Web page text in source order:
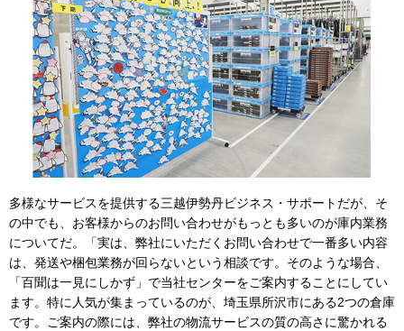
多様なサービスを提供する三越伊勢丹ビジネス・サポートだが、そ
の中でも、お客様からのお問い合わせがもっとも多いのが庫内業務
についてだ。「実は、弊社にいただくお問い合わせで一番多い内容
は、発送や梱包業務が回らないという相談です。そのような場合、
「百聞は一見にしかず」で当社センターをご案内することにしてい
ます。特に人気が集まっているのが、埼玉県所沢市にある2つの倉庫
です。ご案内の際には、弊社の物流サービスの質の高さに驚かれる